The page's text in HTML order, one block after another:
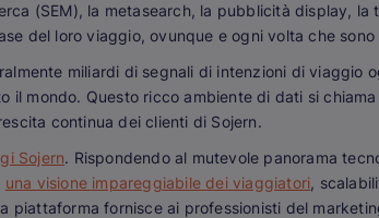
(SEM), la metasearch, la pubblicità display, la
del loro viaggio, ovunque e ogni volta che sono
miliardi di segnali di intenzioni di viaggio
il mondo. Questo ricco ambiente di dati si chiama
continua dei clienti di Sojern.
Sojern. Rispondendo al mutevole panorama
una visione impareggiabile dei viaggiatori,
piattaforma fornisce ai professionisti del